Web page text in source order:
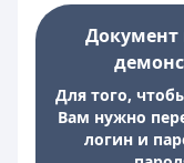
Документ
Для того,
Вам нужно
логин и